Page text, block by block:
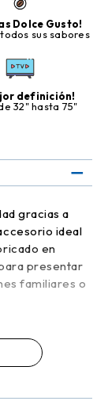
Dolce Gusto!
sus sabores
definición!
32" hasta 75"
gracias a
ideal
en
presentar
familiares o
alto lo hace
sin
de